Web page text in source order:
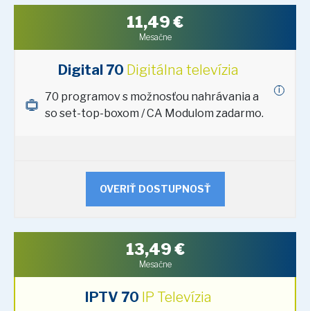
11,49€
Mesačne
Digital 70Digitálna televízia
70 programov s možnosťou nahrávania a
so set-top-boxom / CA Modulom zadarmo.
i
OVERIŤ DOSTUPNOSŤ
13,49€
Mesačne
IPTV 70IP Televízia